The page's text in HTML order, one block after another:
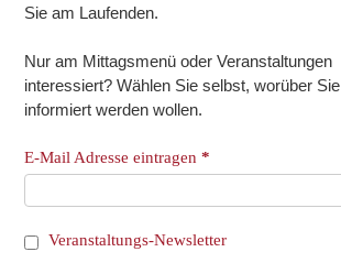
Sie am Laufenden.
Nur am Mittagsmenü oder Veranstaltungen
interessiert? Wählen Sie selbst, worüber Sie
informiert werden wollen.
E-Mail Adresse eintragen*
Veranstaltungs-Newsletter